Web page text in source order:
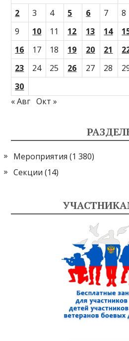
2 3 4 5 6 7
8
9
10 11 12 13 14
16
17 18 19 20 21
23
24 25 26 27 28
30
« Авг Окт »
Мероприятия (1 380)
Секции (14)